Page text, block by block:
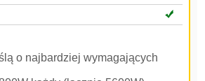
o najbardziej wymagających